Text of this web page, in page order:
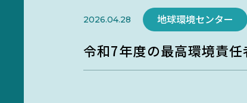
地域と地球をつなぐ
未来への橋渡し
地域と連携し、環境
2026.04.28 地球環境センター
令和7年度の最高環境責